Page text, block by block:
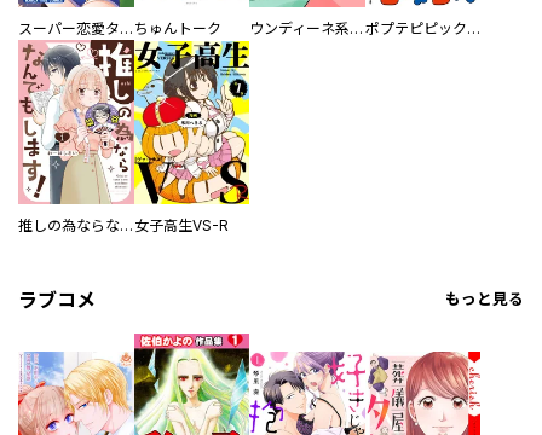
スーパー恋愛タイム！～現場でドＳな彼女は自宅でデレる～ ちゅんトーク ウンディーネ系彼氏 ポプテピピック SEASON EIGHT
推しの為ならなんでもします！ 女子高生VS-R
ラブコメ もっと見る